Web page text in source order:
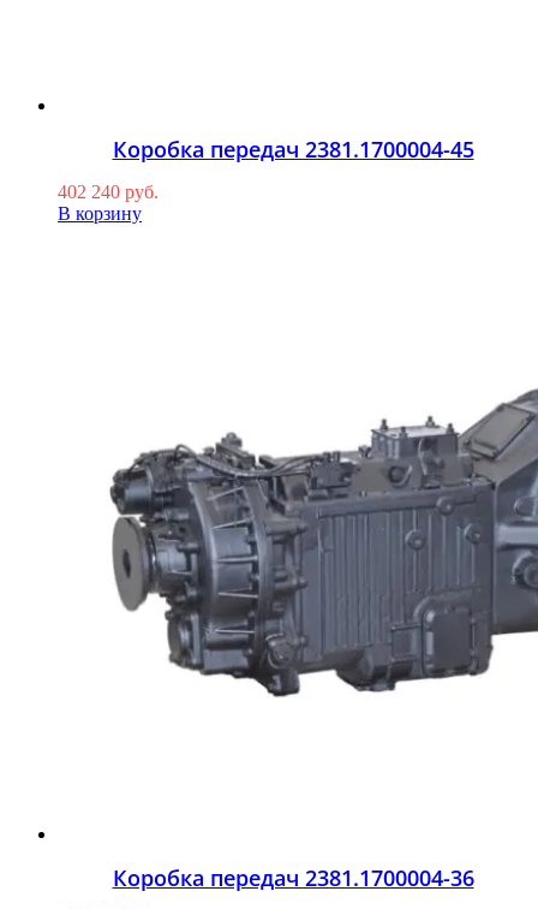
Коробка передач 2381.1700004-45
402 240 руб.
В корзину
Коробка передач 2381.1700004-36